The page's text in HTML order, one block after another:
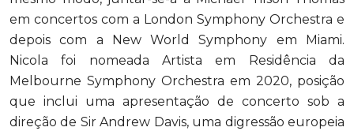
em concertos com a London Symphony Orchestra e
depois com a New World Symphony em Miami.
Nicola foi nomeada Artista em Residência da
Melbourne Symphony Orchestra em 2020, posição
que inclui uma apresentação de concerto sob a
direção de Sir Andrew Davis, uma digressão europeia